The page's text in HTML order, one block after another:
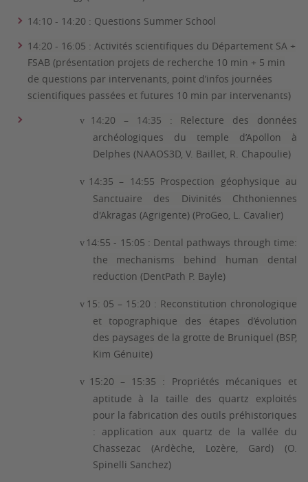
14:10 - 14:20 : Questions Summer School
14:20 - 16:05 : Activités scientifiques du Département SA +
FSAB (présentation projets de recherche 10 min + 5 min
de questions par intervenants, point d’infos journées
scientifiques passées et futures 10 min par intervenants)
v 14:20 – 14:35 : Relecture des données
archéologiques du temple d’Apollon à
Delphes (NAAOS3D, V. Baillet, R. Chapoulie)
v 14:35 – 14:55 Prospection géophysique au
Sanctuaire des Divinités Chthoniennes
d'Akragas (Agrigente) (ProGeo, L. Cavalier)
v 14:55 - 15:05 : Dental pathways through time:
the mechanisms behind human dental
reduction (DentPath P. Bayle)
v 15: 05 – 15:20 : Reconstitution chronologique
et topographique des étapes d’évolution
des paysages de la grotte de Bruniquel (BSP,
Kim Génuite)
v 15:20 – 15:35 : Propriétés mécaniques et
aptitude à la taille des quartz exploités
pour la fabrication des outils préhistoriques
: application aux quartz de la vallée du
Chassezac (Ardèche, Lozère, Gard) (O.
Spinelli Sanchez)